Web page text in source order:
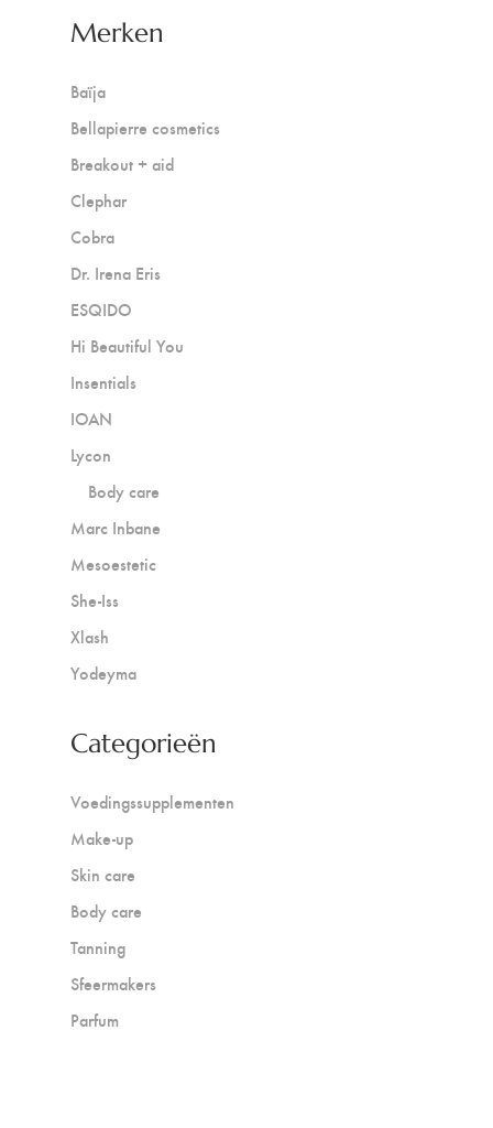
Merken
Baïja
Bellapierre cosmetics
Breakout + aid
Clephar
Cobra
Dr. Irena Eris
ESQIDO
Hi Beautiful You
Insentials
IOAN
Lycon
Body care
Marc Inbane
Mesoestetic
She-Iss
Xlash
Yodeyma
Categorieën
Voedingssupplementen
Make-up
Skin care
Body care
Tanning
Sfeermakers
Parfum